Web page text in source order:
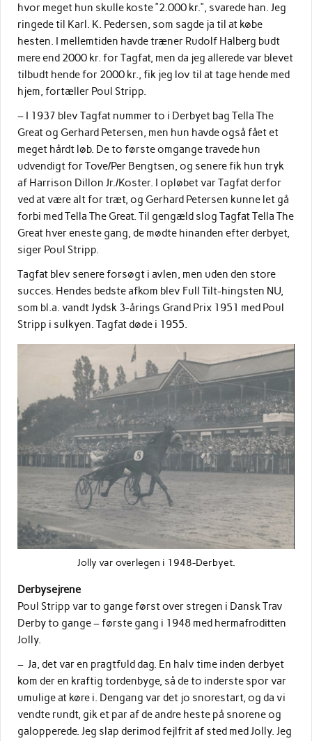
hvor meget hun skulle koste ”2.000 kr.”, svarede han. Jeg
ringede til Karl. K. Pedersen, som sagde ja til at købe
hesten. I mellemtiden havde træner Rudolf Halberg budt
mere end 2000 kr. for Tagfat, men da jeg allerede var blevet
tilbudt hende for 2000 kr., fik jeg lov til at tage hende med
hjem, fortæller Poul Stripp.
– I 1937 blev Tagfat nummer to i Derbyet bag Tella The
Great og Gerhard Petersen, men hun havde også fået et
meget hårdt løb. De to første omgange travede hun
udvendigt for Tove/Per Bengtsen, og senere fik hun tryk
af Harrison Dillon Jr./Koster. I opløbet var Tagfat derfor
ved at være alt for træt, og Gerhard Petersen kunne let gå
forbi med Tella The Great. Til gengæld slog Tagfat Tella The
Great hver eneste gang, de mødte hinanden efter derbyet,
siger Poul Stripp.
Tagfat blev senere forsøgt i avlen, men uden den store
succes. Hendes bedste afkom blev Full Tilt-hingsten NU,
som bl.a. vandt Jydsk 3-årings Grand Prix 1951 med Poul
Stripp i sulkyen. Tagfat døde i 1955.
Jolly var overlegen i 1948-Derbyet.
Derbysejrene
Poul Stripp var to gange først over stregen i Dansk Trav
Derby to gange – første gang i 1948 med hermafroditten
Jolly.
– Ja, det var en pragtfuld dag. En halv time inden derbyet
kom der en kraftig tordenbyge, så de to inderste spor var
umulige at køre i. Dengang var det jo snorestart, og da vi
vendte rundt, gik et par af de andre heste på snorene og
galopperede. Jeg slap derimod fejlfrit af sted med Jolly. Jeg